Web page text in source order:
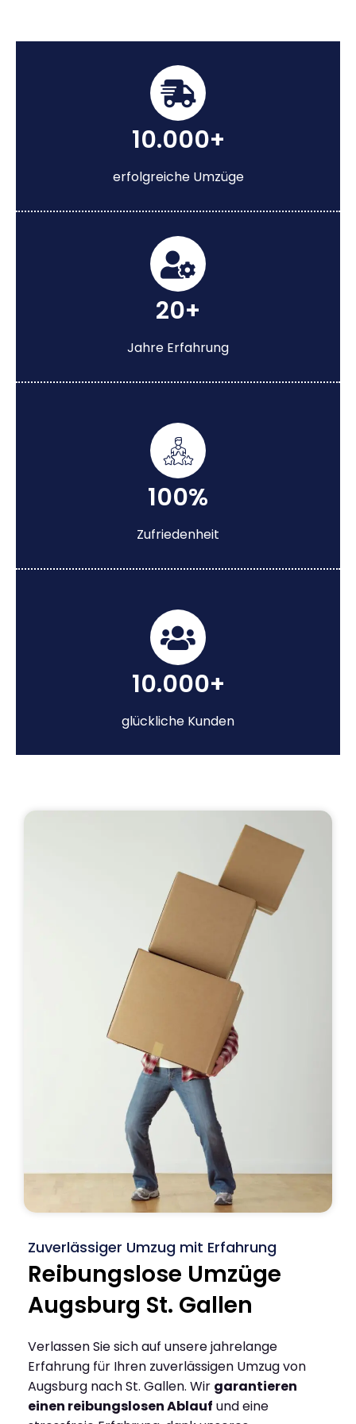
10.000+
erfolgreiche Umzüge
20+
Jahre Erfahrung
100%
Zufriedenheit
10.000+
glückliche Kunden
Zuverlässiger Umzug mit Erfahrung
Reibungslose Umzüge
Augsburg St. Gallen
Verlassen Sie sich auf unsere jahrelange
Erfahrung für Ihren zuverlässigen Umzug von
Augsburg nach St. Gallen. Wir garantieren
einen reibungslosen Ablauf und eine